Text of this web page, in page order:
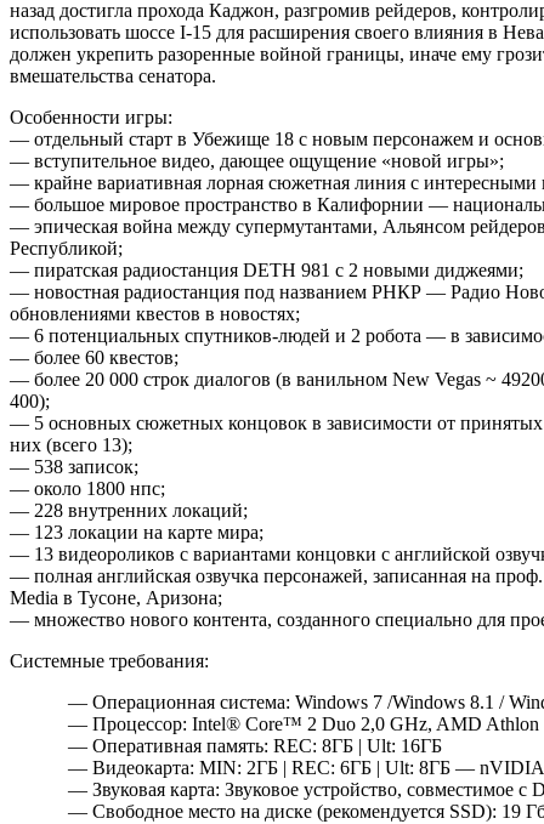
назад достигла прохода Каджон, разгромив рейдеров,
использовать шоссе I-15 для расширения своего влияния в
должен укрепить разоренные войной границы, иначе ему
вмешательства сенатора.
Особенности игры:
— отдельный старт в Убежище 18 с новым персонажем и
— вступительное видео, дающее ощущение «новой игры»;
— крайне вариативная лорная сюжетная линия с
— большое мировое пространство в Калифорнии —
— эпическая война между супермутантами, Альянсом
Республикой;
— пиратская радиостанция DETH 981 с 2 новыми диджеями;
— новостная радиостанция под названием РНКР — Радио
обновлениями квестов в новостях;
— 6 потенциальных спутников-людей и 2 робота — в
— более 60 квестов;
— более 20 000 строк диалогов (в ванильном New Vegas ~
400);
— 5 основных сюжетных концовок в зависимости от
них (всего 13);
— 538 записок;
— около 1800 нпс;
— 228 внутренних локаций;
— 123 локации на карте мира;
— 13 видеороликов с вариантами концовки с английской
— полная английская озвучка персонажей, записанная на
Media в Тусоне, Аризона;
— множество нового контента, созданного специально для
Системные требования:
— Операционная система: Windows 7 /Windows 8.1 /
— Процессор: Intel® Core™ 2 Duo 2,0 GHz, AMD Athlon
— Оперативная память: REC: 8ГБ | Ult: 16ГБ
— Видеокарта: MIN: 2ГБ | REC: 6ГБ | Ult: 8ГБ —
— Звуковая карта: Звуковое устройство, совместимое с
— Свободное место на диске (рекомендуется SSD): 19